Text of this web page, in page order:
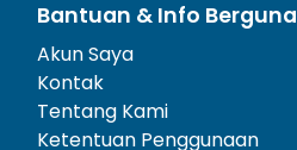
Bantuan & Info Berguna
Akun Saya
Kontak
Tentang Kami
Ketentuan Penggunaan